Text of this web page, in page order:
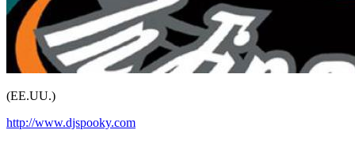
(EE.UU.)
http://www.djspooky.com